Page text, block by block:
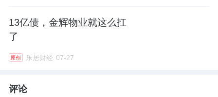
13亿债，金辉物业就这么扛
了
原创 乐居财经 07-27
评论